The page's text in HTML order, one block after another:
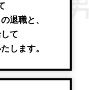
退職と、
て
します。